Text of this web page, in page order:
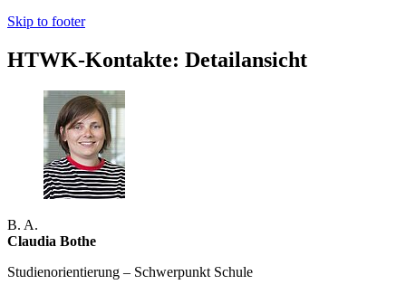
Skip to footer
HTWK-Kontakte: Detailansicht
B. A.
Claudia Bothe
Studienorientierung – Schwerpunkt Schule